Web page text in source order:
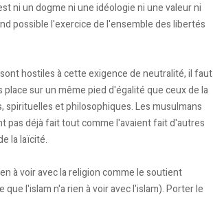
ni un dogme ni une idéologie ni une valeur ni
possible l'exercice de l'ensemble des libertés
hostiles à cette exigence de neutralité, il faut
sur un même pied d'égalité que ceux de la
et philosophiques. Les musulmans
pas déjà fait tout comme l'avaient fait d'autres
la laïcité.
à voir avec la religion comme le soutient
l'islam n'a rien à voir avec l'islam). Porter le